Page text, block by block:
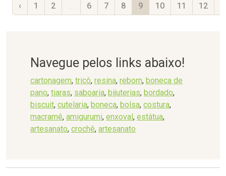
‹ 1 2 6 7 8 9 10 11 12
Navegue pelos links abaixo!
cartonagem, tricô, resina, reborn, boneca de
pano, tiaras, saboaria, bijuterias, bordado,
biscuit, cutelaria, boneca, bolsa, costura,
macramê, amigurumi, enxoval, estátua,
artesanato, crochê, artesanato